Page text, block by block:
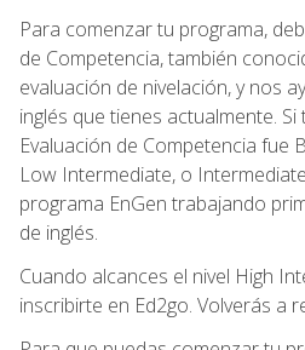
Para comenzar tu programa,
de Competencia, también
evaluación de nivelación, y nos
inglés que tienes actualmente.
Evaluación de Competencia fue
Low Intermediate, o
programa EnGen trabajando
de inglés.
Cuando alcances el nivel High
inscribirte en Ed2go. Volverás a